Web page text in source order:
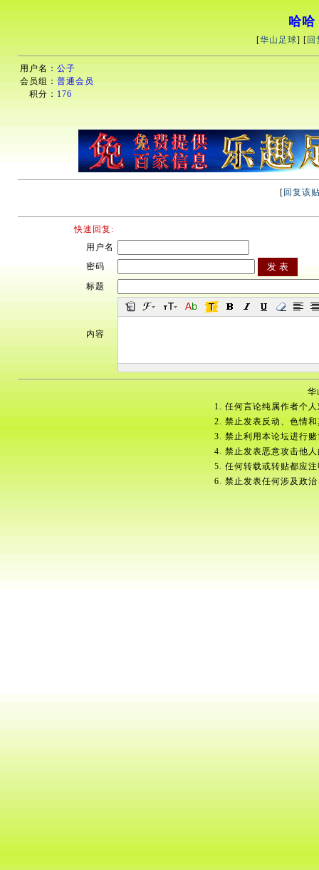
哈哈
[华山足球] [ 回
用户名： 公子
会员组： 普通会员
积分： 176
[ 回复该
快速回复:
用户名
密码
标题
内容
华
1. 任何言论纯属作者个
2. 禁止发表反动、色情
3. 禁止利用本论坛进行
4. 禁止发表恶意攻击他
5. 任何转载或转贴都应
6. 禁止发表任何涉及政